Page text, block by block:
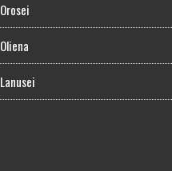
Orosei
Oliena
Lanusei